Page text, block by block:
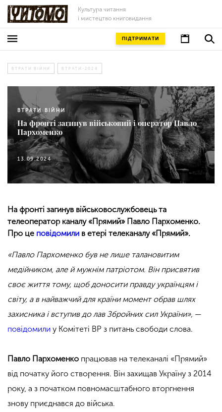
Культура читання
і мистецтво книговидання
ПІДТРИМАТИ
ВТРАТИ ВІЙНИ ВТРАТИ-2024
ВТРАТИ ВІЙНИ
На фронті загинув військовий і оператор Павло
Пархоменко
13.09.2024
На фронті загинув військовослужбовець та
телеоператор каналу «Прямий» Павло Пархоменко.
Про це повідомили в етері телеканалу «Прямий».
«Павло Пархоменко був не лише талановитим
медійником, але й мужнім патріотом. Він присвятив
своє життя тому, щоб доносити правду українцям і
світу, а в найважчий для країни момент обрав шлях
захисника і вступив до лав Збройних сил України», —
повідомили у Комітеті ВР з питань свободи слова.
Павло Пархоменко працював на телеканалі «Прямий»
від початку його створення. Він захищав Україну з 2014
року, а з початком повномасштабного вторгнення
знову приєднався до війська.